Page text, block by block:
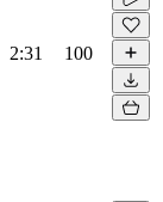
2:31 100